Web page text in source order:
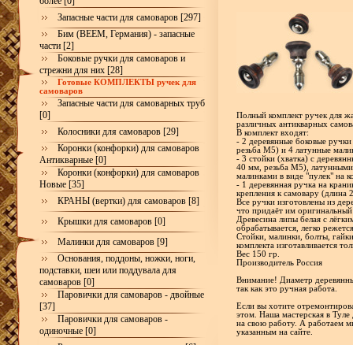
Запасные части для самоваров [297]
Бим (BEEM, Германия) - запасные
части [2]
Боковые ручки для самоваров и
стрежни для них [28]
Готовые КОМПЛЕКТЫ ручек для
самоваров
Запасные части для самоварных труб
[0]
Колосники для самоваров [29]
Коронки (конфорки) для самоваров
Антикварные [0]
Коронки (конфорки) для самоваров
Новые [35]
КРАНЫ (вертки) для самоваров [8]
Крышки для самоваров [0]
Малинки для самоваров [9]
Основания, поддоны, ножки, ноги,
подставки, шеи или поддувала для
самоваров [0]
Паровички для самоваров - двойные
[37]
Паровички для самоваров -
одиночные [0]
Полный комплект ручек для
различных антикварных
В комплект входят:
- 2 деревянные боковые
резьба М5) и 4 латунные
- 3 стойки (хватка) с
40 мм, резьба М5),
малинками в виде "пулек" на
- 1 деревянная ручка на
крепления к самовару
Все ручки изготовлены из
что придаёт им
Древесина липы белая с
обрабатывается, легко
Стойки, малинки, болты,
комплекта изготавливается
Вес 150 гр.
Производитель Россия
Внимание! Диаметр
так как это ручная работа.
Если вы хотите
этом. Наша мастерская в
на свою работу. А работаем
указанным на сайте.